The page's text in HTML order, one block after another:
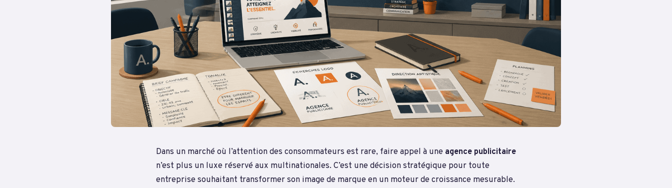
Dans un marché où l’attention des consommateurs est rare, faire appel à une agence publicitaire
n’est plus un luxe réservé aux multinationales. C’est une décision stratégique pour toute
entreprise souhaitant transformer son image de marque en un moteur de croissance mesurable.